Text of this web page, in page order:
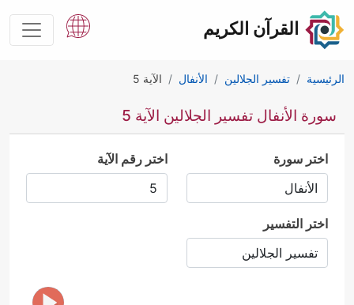
القرآن الكريم
الرئيسية تفسير الجلالين الأنفال الآية 5
سورة الأنفال تفسير الجلالين الآية 5
اختر سورة اختر رقم الآية
اختر التفسير